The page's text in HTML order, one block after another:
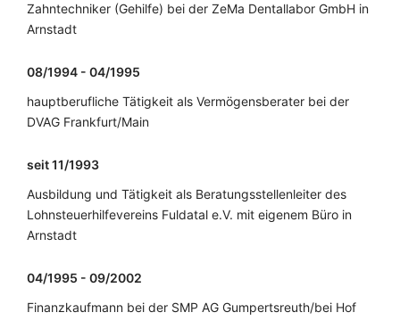
Zahntechniker (Gehilfe) bei der ZeMa Dentallabor GmbH in
Arnstadt
08/1994 - 04/1995
hauptberufliche Tätigkeit als Vermögensberater bei der
DVAG Frankfurt/Main
seit 11/1993
Ausbildung und Tätigkeit als Beratungsstellenleiter des
Lohnsteuerhilfevereins Fuldatal e.V. mit eigenem Büro in
Arnstadt
04/1995 - 09/2002
Finanzkaufmann bei der SMP AG Gumpertsreuth/bei Hof